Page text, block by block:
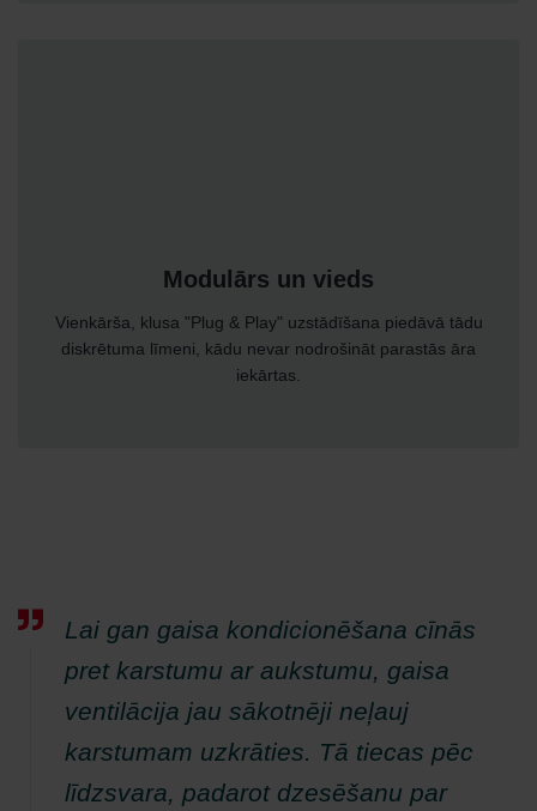
Modulārs un vieds
Vienkārša, klusa "Plug & Play" uzstādīšana piedāvā tādu
diskrētuma līmeni, kādu nevar nodrošināt parastās āra
iekārtas.
Lai gan gaisa kondicionēšana cīnās
pret karstumu ar aukstumu, gaisa
ventilācija jau sākotnēji neļauj
karstumam uzkrāties. Tā tiecas pēc
līdzsvara, padarot dzesēšanu par